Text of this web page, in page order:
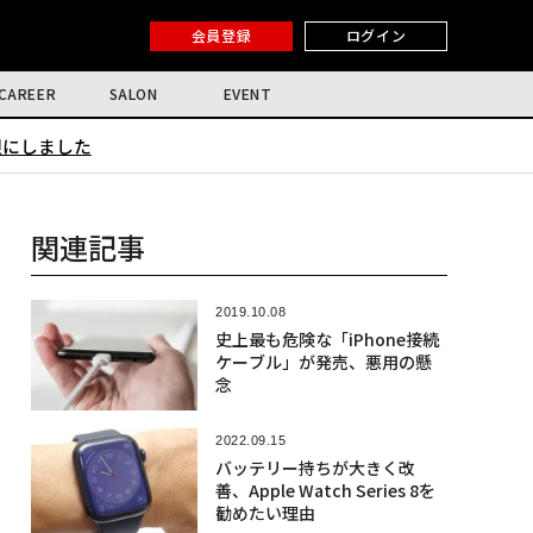
会員登録 ログイン
SALON EVENT
しました
関連記事
2019.10.08
史上最も危険な「iPhone接続
ケーブル」が発売、悪用の懸
念
2022.09.15
バッテリー持ちが大きく改
善、Apple Watch Series 8を
勧めたい理由